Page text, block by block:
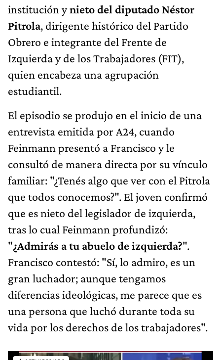
institución ynieto del diputado Néstor
Pitrola, dirigente histórico del Partido
Obrero e integrante del Frente de
Izquierda y de los Trabajadores (FIT),
quien encabeza una agrupación
estudiantil.
El episodio se produjo en el inicio de una
entrevista emitida por A24, cuando
Feinmann presentó a Francisco y le
consultó de manera directa por su vínculo
familiar: "¿Tenés algo que ver con el Pitrola
que todos conocemos?". El joven confirmó
que es nieto del legislador de izquierda,
tras lo cual Feinmann profundizó:
"¿Admirás a tu abuelo de izquierda?".
Francisco contestó: "Sí, lo admiro, es un
gran luchador; aunque tengamos
diferencias ideológicas, me parece que es
una persona que luchó durante toda su
vida por los derechos de los trabajadores".